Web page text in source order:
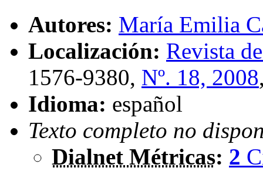
Autores: María Emilia
Localización: Revista
1576-9380, Nº. 18, 2008
Idioma: español
Texto completo no
Dialnet Métricas: 2